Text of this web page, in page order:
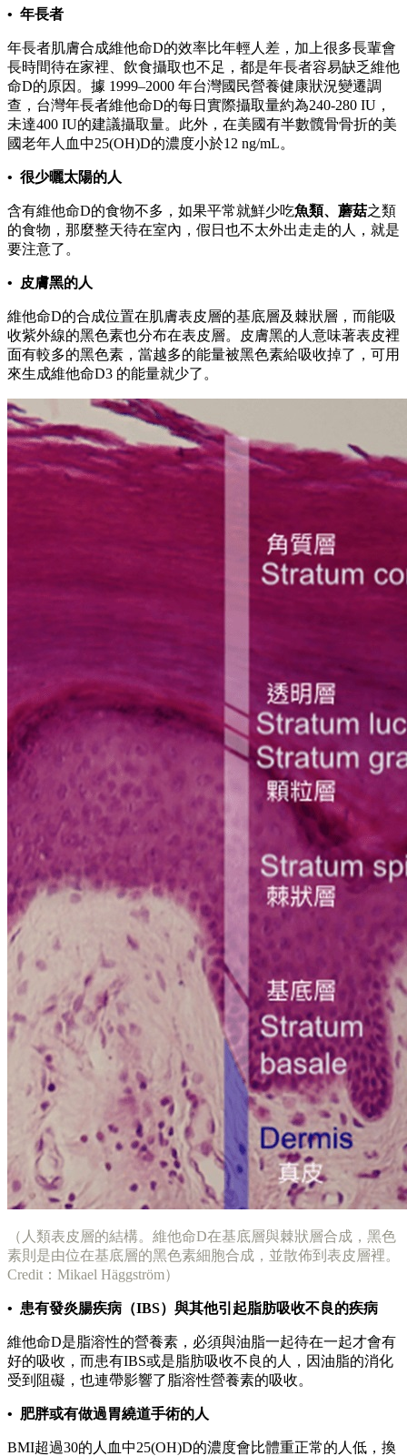
• 年長者
年長者肌膚合成維他命D的效率比年輕人差，加上很多長輩會
長時間待在家裡、飲食攝取也不足，都是年長者容易缺乏維他
命D的原因。據 1999–2000 年台灣國民營養健康狀況變遷調
查，台灣年長者維他命D的每日實際攝取量約為240-280 IU，
未達400 IU的建議攝取量。此外，在美國有半數髖骨骨折的美
國老年人血中25(OH)D的濃度小於12 ng/mL。
• 很少曬太陽的人
含有維他命D的食物不多，如果平常就鮮少吃魚類、蘑菇之類
的食物，那麼整天待在室內，假日也不太外出走走的人，就是
要注意了。
• 皮膚黑的人
維他命D的合成位置在肌膚表皮層的基底層及棘狀層，而能吸
收紫外線的黑色素也分布在表皮層。皮膚黑的人意味著表皮裡
面有較多的黑色素，當越多的能量被黑色素給吸收掉了，可用
來生成維他命D3 的能量就少了。
（人類表皮層的結構。維他命D在基底層與棘狀層合成，黑色
素則是由位在基底層的黑色素細胞合成，並散佈到表皮層裡。
Credit：Mikael Häggström）
• 患有發炎腸疾病（IBS）與其他引起脂肪吸收不良的疾病
維他命D是脂溶性的營養素，必須與油脂一起待在一起才會有
好的吸收，而患有IBS或是脂肪吸收不良的人，因油脂的消化
受到阻礙，也連帶影響了脂溶性營養素的吸收。
• 肥胖或有做過胃繞道手術的人
BMI超過30的人血中25(OH)D的濃度會比體重正常的人低，換